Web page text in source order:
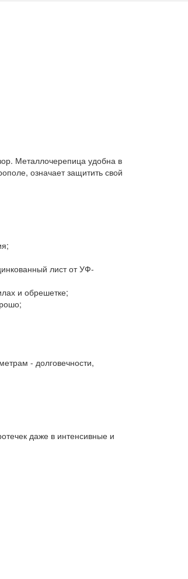
Металлочерепица удобна в
означает защитить свой
лист от УФ-
и обрешетке;
- долговечности,
даже в интенсивные и